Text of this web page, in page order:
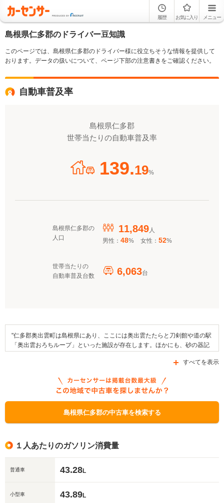
履歴 お気に入り メニュー
島根県仁多郡のドライバー豆知識
このページでは、島根県仁多郡のドライバー様に役立ちそうな情報を提供して
おります。データの扱いについて、ページ下部の注意書きをご確認ください。
自動車普及率
島根県仁多郡
世帯当たりの自動車普及率
139.19%
島根県仁多郡の
人口
11,849人
男性： 48% 女性： 52%
世帯当たりの
自動車普及台数
6,063台
"仁多郡奥出雲町は島根県にあり、ここには奥出雲たたらと刀剣館や道の駅
「奥出雲おろちループ」といった施設が存在します。ほかにも、砂の器記
町で行われるイベントとしては、奥出雲そば街道新そばまつり、奥出雲ウ
ては、横田和牛肉や奥出雲舞茸などがあります。交通面では、国道314号
線や国道432号線、県道270号線をはじめとする道路を利用することが可能
であるほか、JR西日本・木次線がエリア内に乗り入れています。なお、こ
の町内に存在する補助金制度としては、「クリーンエネルギー自動車導入
すべてを表示
島根県仁多郡の中古車を検索する
１人あたりのガソリン消費量
普通車 43.28L
小型車 43.89L